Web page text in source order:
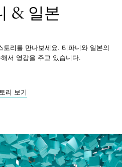
& 일본
리를 만나보세요. 티파니와 일본의
서 영감을 주고 있습니다.
리 보기